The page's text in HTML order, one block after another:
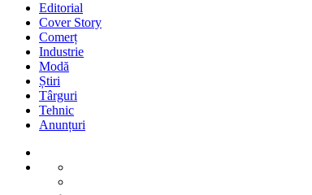
Editorial
Cover Story
Comerț
Industrie
Modă
Știri
Târguri
Tehnic
Anunțuri